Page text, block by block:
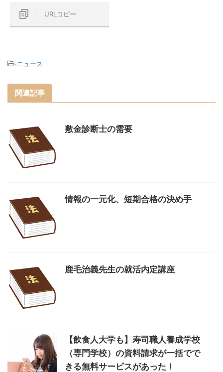
URLコピー
-ニュース
関連記事
敷金診断士の需要
情報の一元化、短期合格の決め手
鹿毛治義先生の就活内定講座
【飲食人大学も】寿司職人養成学校
（専門学校）の資料請求が一括でで
きる無料サービスがあった！